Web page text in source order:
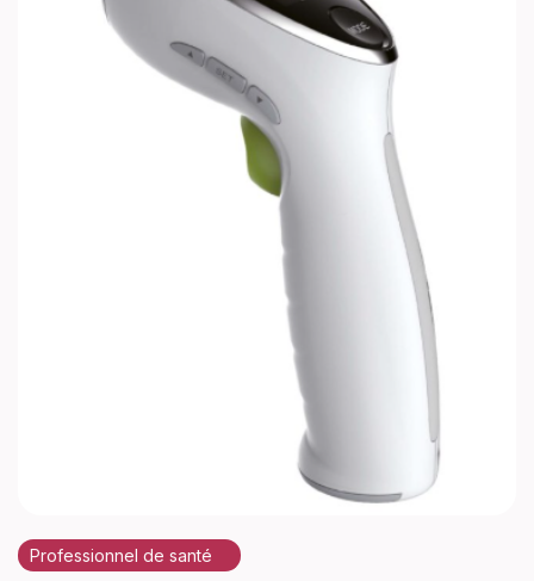
Professionnel de santé